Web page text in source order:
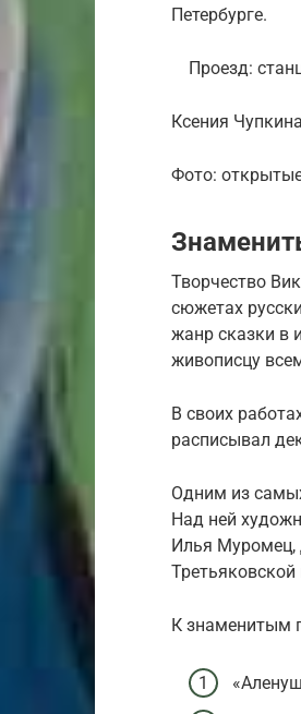
Петербурге.
Проезд:
Ксения Чупкина
Фото:
Творчество
сюжетах
жанр сказки в
живописцу
В своих
расписывал
Одним из
Над ней
Илья Муромец,
Третьяковской
К знаменитым